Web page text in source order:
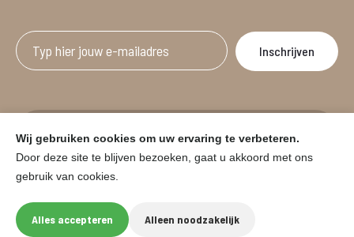
vanaf minimum 2 willekeurige artikelen.
Onder voorbehoud van prijswijzigingen in de winkel en typfouten.
Wij gebruiken cookies om uw ervaring te verbeteren.
Door deze site te blijven bezoeken, gaat u akkoord met ons
gebruik van cookies.
Alles accepteren Alleen noodzakelijk